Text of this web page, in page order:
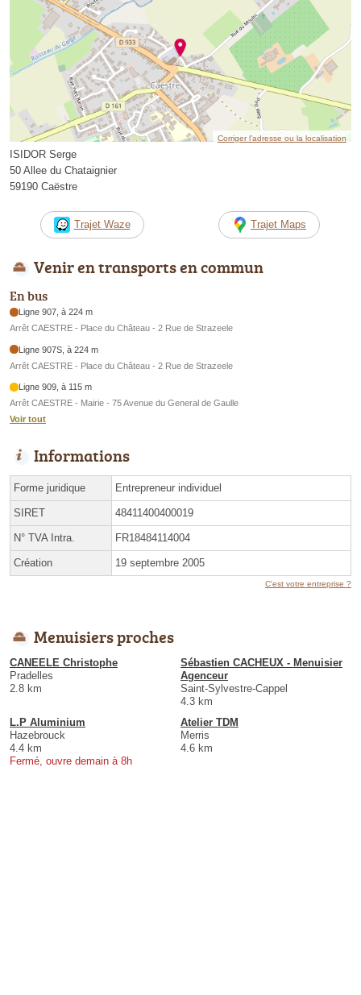
Corriger l’adresse ou la localisation
ISIDOR Serge
50 Allee du Chataignier
59190 Caëstre
Trajet Waze Trajet Maps
Venir en transports en commun
En bus
Ligne 907, à 224 m
Arrêt CAESTRE - Place du Château - 2 Rue de Strazeele
Ligne 907S, à 224 m
Arrêt CAESTRE - Place du Château - 2 Rue de Strazeele
Ligne 909, à 115 m
Arrêt CAESTRE - Mairie - 75 Avenue du General de Gaulle
Voir tout
Informations
Forme juridique Entrepreneur individuel
SIRET 48411400400019
N° TVA Intra. FR18484114004
Création 19 septembre 2005
C'est votre entreprise ?
Menuisiers proches
CANEELE Christophe
Pradelles
2.8 km
Sébastien CACHEUX - Menuisier
Agenceur
Saint-Sylvestre-Cappel
4.3 km
L.P Aluminium
Hazebrouck
4.4 km
Fermé, ouvre demain à 8h
Atelier TDM
Merris
4.6 km